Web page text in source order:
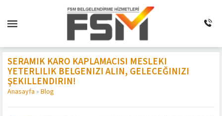
SERAMIK KARO KAPLAMACISI MESLEKI
YETERLILIK BELGENIZI ALIN, GELECEĞINIZI
ŞEKILLENDIRIN!
Anasayfa » Blog